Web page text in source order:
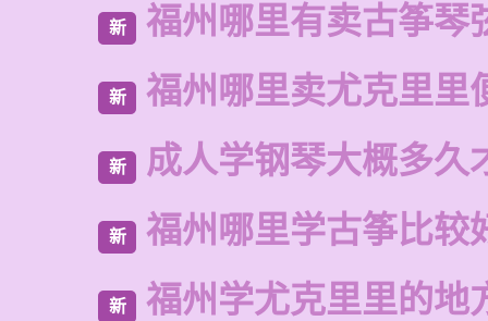
新 福州哪里有卖古筝琴
新 福州哪里卖尤克里里
新 成人学钢琴大概多久
新 福州哪里学古筝比较
新 福州学尤克里里的地